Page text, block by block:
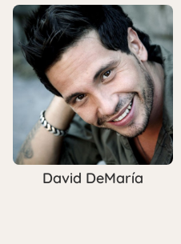
David DeMaría